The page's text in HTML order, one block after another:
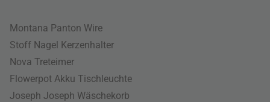
Montana Panton Wire
Stoff Nagel Kerzenhalter
Nova Treteimer
Flowerpot Akku Tischleuchte
Joseph Joseph Wäschekorb